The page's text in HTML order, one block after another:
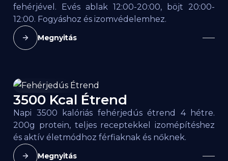
fehérjével. Evés ablak 12:00-20:00, böjt 20:00-
12:00. Fogyáshoz és izomvédelemhez.
Megnyitás
3500 kcal
3500 Kcal Étrend
Napi 3500 kalóriás fehérjedús étrend 4 hétre.
200g protein, teljes receptekkel izomépítéshez
és aktív életmódhoz férfiaknak és nőknek.
Megnyitás